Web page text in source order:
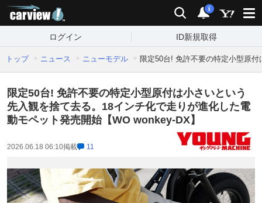
検索 通知
i
ログイン ID新規取得
トップ ニュース ニューモデル 限定50台! 免許不要の特定小型原
限定50台! 免許不要の特定小型原付は小さいという
先入観を捨て去る。18インチ化で走りが進化した電
動モペット発売開始【WO wonkey-DX】
2026.06.18 06:10掲載 11